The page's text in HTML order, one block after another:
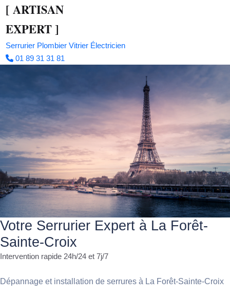
[ ARTISAN
EXPERT]
Serrurier Plombier Vitrier Électricien
01 89 31 31 81
Votre Serrurier Expert à La Forêt-
Sainte-Croix
Intervention rapide 24h/24 et 7j/7
Dépannage et installation de serrures à La Forêt-Sainte-Croix